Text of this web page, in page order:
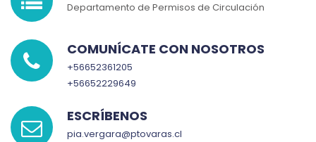
Departamento de Permisos de Circulación
COMUNÍCATE CON NOSOTROS
+56652361205
+56652229649
ESCRÍBENOS
pia.vergara@ptovaras.cl